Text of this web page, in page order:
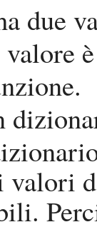
due
valori